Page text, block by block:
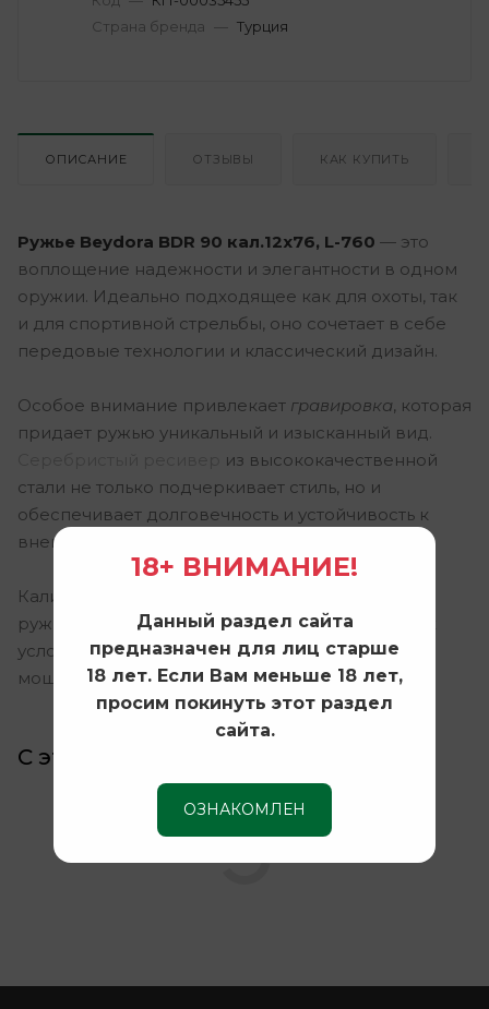
Страна бренда — Турция
ОПИСАНИЕ ОТЗЫВЫ КАК КУПИТЬ
Ружье Beydora BDR 90 кал.12х76, L-760 — это
воплощение надежности и элегантности в одном
оружии. Идеально подходящее как для охоты, так
и для спортивной стрельбы, оно сочетает в себе
передовые технологии и классический дизайн.
Особое внимание привлекает гравировка, которая
придает ружью уникальный и изысканный вид.
из высококачественной
стали не только подчеркивает стиль, но и
обеспечивает долговечность и устойчивость к
внешним воздействиям.
Калибр 12х76 и длина ствола 760 мм делают это
ружье универсальным выбором для различных
условий стрельбы, гарантируя точность и
мощность выстрела.
С этим товаром покупают
18+ ВНИМАНИЕ!
Данный раздел сайта
предназначен для лиц старше
18 лет. Если Вам меньше 18 лет,
просим покинуть этот раздел
сайта.
ОЗНАКОМЛЕН